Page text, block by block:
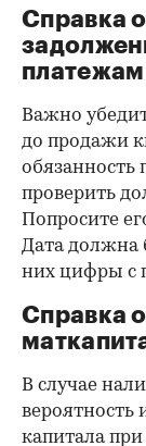
Справка
платежам
Важно
до продажи
обязанность
проверить
Попросите
Дата должна
них цифры с
Справка
В случае
вероятность
капитала